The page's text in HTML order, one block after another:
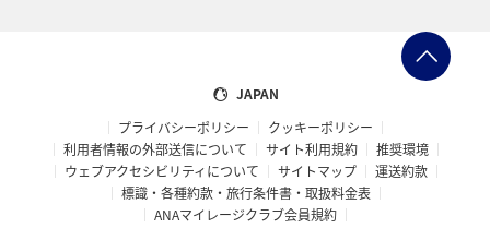
JAPAN
プライバシーポリシー
クッキーポリシー
利用者情報の外部送信について
サイト利用規約
推奨環境
ウェブアクセシビリティについて
サイトマップ
運送約款
標識・各種約款・旅行条件書・取扱料金表
ANAマイレージクラブ会員規約